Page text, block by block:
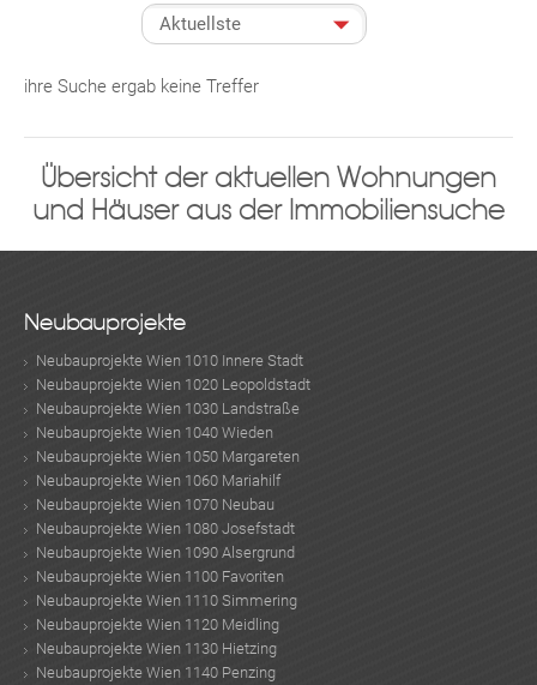
ihre Suche ergab keine Treffer
Übersicht der aktuellen Wohnungen
und Häuser aus der Immobiliensuche
Neubauprojekte
Neubauprojekte Wien 1010 Innere Stadt
Neubauprojekte Wien 1020 Leopoldstadt
Neubauprojekte Wien 1030 Landstraße
Neubauprojekte Wien 1040 Wieden
Neubauprojekte Wien 1050 Margareten
Neubauprojekte Wien 1060 Mariahilf
Neubauprojekte Wien 1070 Neubau
Neubauprojekte Wien 1080 Josefstadt
Neubauprojekte Wien 1090 Alsergrund
Neubauprojekte Wien 1100 Favoriten
Neubauprojekte Wien 1110 Simmering
Neubauprojekte Wien 1120 Meidling
Neubauprojekte Wien 1130 Hietzing
Neubauprojekte Wien 1140 Penzing